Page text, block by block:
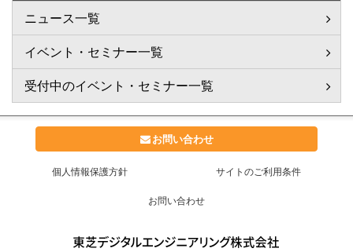
ニュース一覧
イベント・セミナー一覧
受付中のイベント・セミナー一覧
お問い合わせ
個人情報保護方針 サイトのご利用条件
お問い合わせ